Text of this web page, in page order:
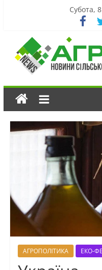
Субота,
АГРОПОЛІТИКА ЕКО-